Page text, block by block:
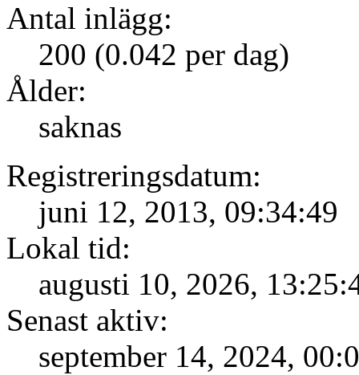
Antal inlägg:
200 (0.042 per dag)
Ålder:
saknas
Registreringsdatum:
juni 12, 2013, 09:34:49
Lokal tid:
augusti 10, 2026,
Senast aktiv:
september 14, 2024,